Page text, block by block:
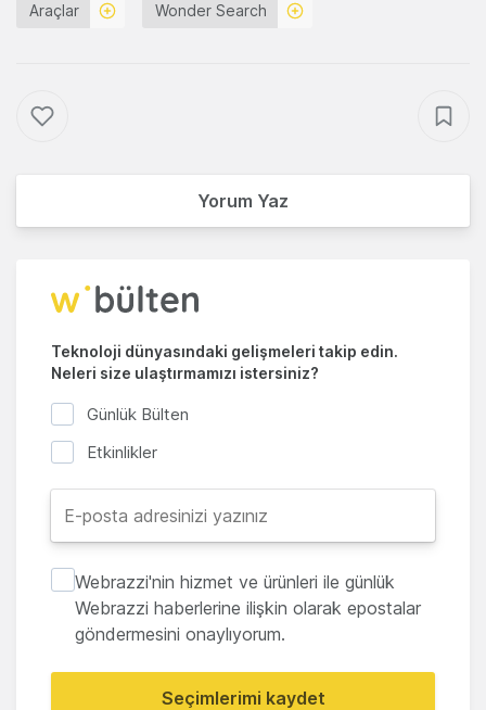
Araçlar Wonder Search
Yorum Yaz
Teknoloji dünyasındaki gelişmeleri takip edin.
Neleri size ulaştırmamızı istersiniz?
Günlük Bülten
Etkinlikler
Webrazzi'nin hizmet ve ürünleri ile günlük
Webrazzi haberlerine ilişkin olarak epostalar
göndermesini onaylıyorum.
Seçimlerimi kaydet